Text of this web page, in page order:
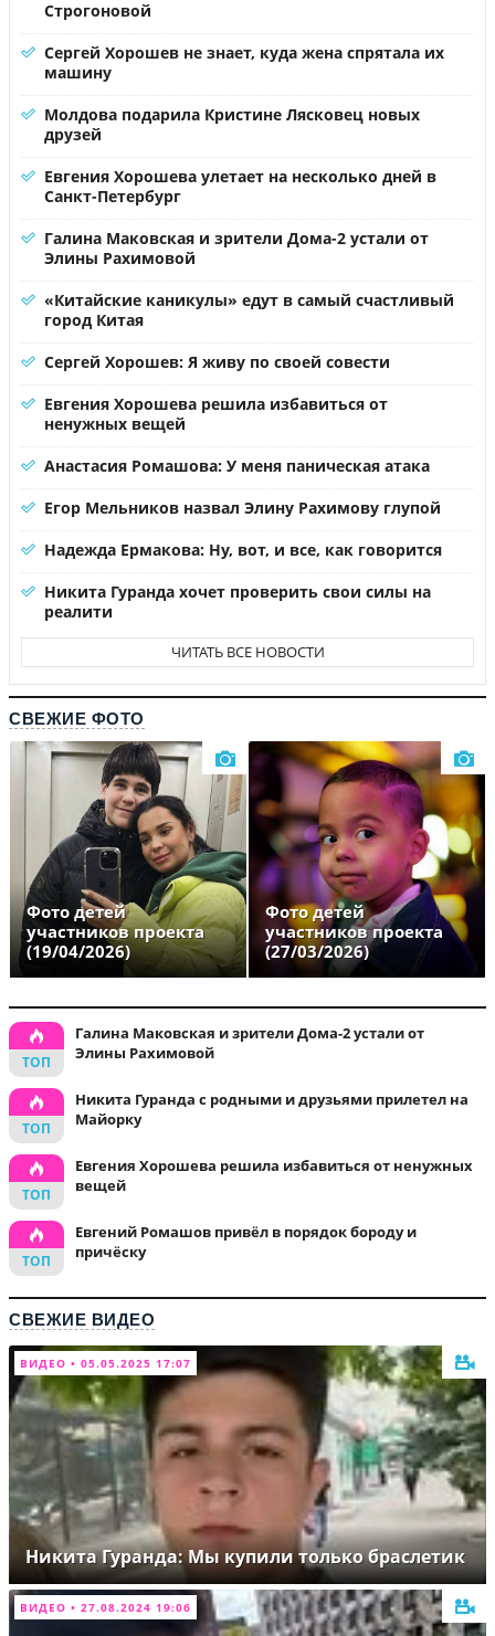
Строгоновой
Сергей Хорошев не знает, куда жена спрятала их
машину
Молдова подарила Кристине Лясковец новых
друзей
Евгения Хорошева улетает на несколько дней в
Санкт-Петербург
Галина Маковская и зрители Дома-2 устали от
Элины Рахимовой
«Китайские каникулы» едут в самый счастливый
город Китая
Сергей Хорошев: Я живу по своей совести
Евгения Хорошева решила избавиться от
ненужных вещей
Анастасия Ромашова: У меня паническая атака
Егор Мельников назвал Элину Рахимову глупой
Надежда Ермакова: Ну, вот, и все, как говорится
Никита Гуранда хочет проверить свои силы на
реалити
ЧИТАТЬ ВСЕ НОВОСТИ
СВЕЖИЕ ФОТО
Фото детей
участников проекта
(19/04/2026)
Фото детей
участников проекта
(27/03/2026)
Галина Маковская и зрители Дома-2 устали от
Элины Рахимовой
Никита Гуранда с родными и друзьями прилетел на
Майорку
Евгения Хорошева решила избавиться от ненужных
вещей
Евгений Ромашов привёл в порядок бороду и
причёску
СВЕЖИЕ ВИДЕО
ВИДЕО • 05.05.2025 17:07
Никита Гуранда: Мы купили только браслетик
ВИДЕО • 27.08.2024 19:06